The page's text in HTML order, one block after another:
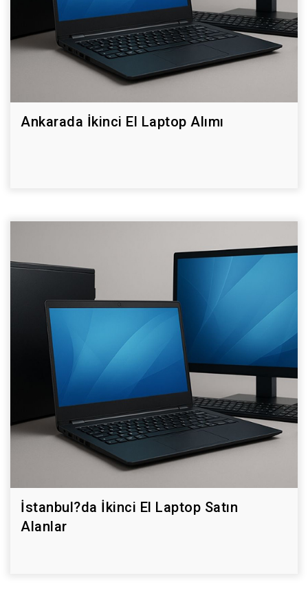
Ankarada İkinci El Laptop Alımı
İstanbul?da İkinci El Laptop Satın
Alanlar